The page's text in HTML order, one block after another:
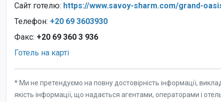
Сайт готелю: https://www.savoy-sharm.com/grand-
Телефон: +20 69 3603930
Факс: +20 69 360 3 936
Готель на карті
* Ми не претендуємо на повну достовірність інформації,
якість інформації, що надається агентами, операторами і